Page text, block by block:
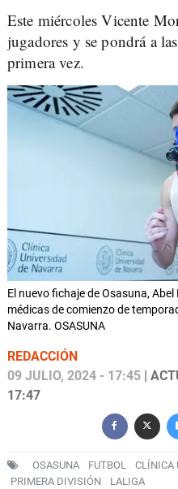
Este miércoles Vicente
jugadores y se pondrá a
primera vez.
El nuevo fichaje de Osasuna,
médicas de comienzo de
Navarra. OSASUNA
REDACCIÓN
09 JULIO, 2024 - 17:45 |
17:47
OSASUNA FUTBOL
CLÍNICA
PRIMERA DIVISIÓN
LALIGA